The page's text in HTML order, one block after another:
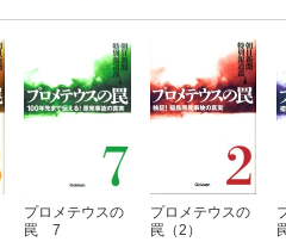
プロメテウスの
罠 7
プロメテウスの
罠（2）